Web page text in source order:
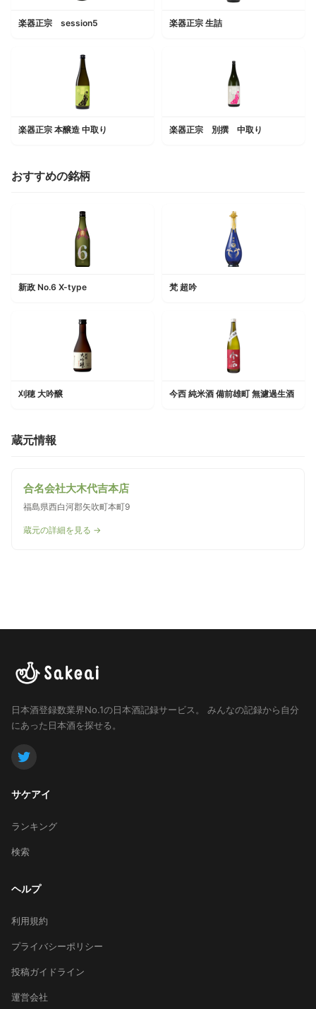
楽器正宗 session5 楽器正宗 生詰
楽器正宗 本醸造 中取り 楽器正宗 別撰 中取り
おすすめの銘柄
新政 No.6 X-type 梵 超吟
刈穂 大吟醸 今西 純米酒 備前雄町 無濾過生酒
蔵元情報
合名会社大木代吉本店
福島県西白河郡矢吹町本町9
蔵元の詳細を見る →
日本酒登録数業界No.1の日本酒記録サービス。
みんなの記録から自分
にあった日本酒を探せる。
サケアイ
ランキング
検索
ヘルプ
利用規約
プライバシーポリシー
投稿ガイドライン
運営会社